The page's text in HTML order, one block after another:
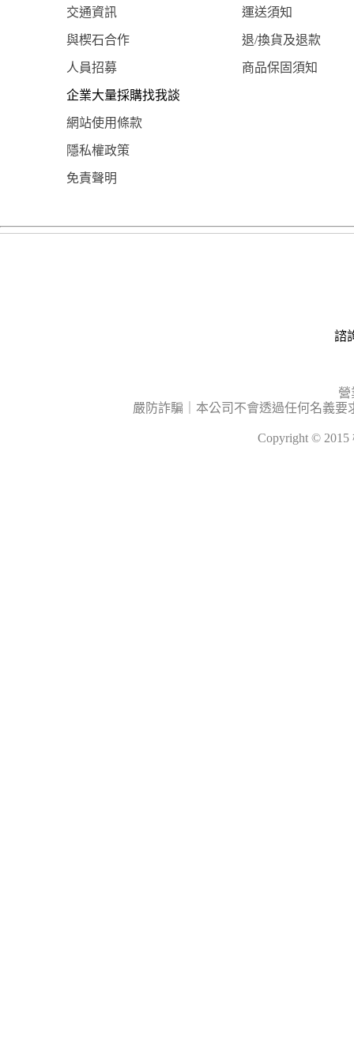
交通資訊 運送須知
與楔石合作 退/換貨及退款
人員招募 商品保固須知
企業大量採購找我談
網站使用條款
隱私權政策
免責聲明
諮
營
嚴防詐騙｜本公司不會透過任何名義
Copyright ©